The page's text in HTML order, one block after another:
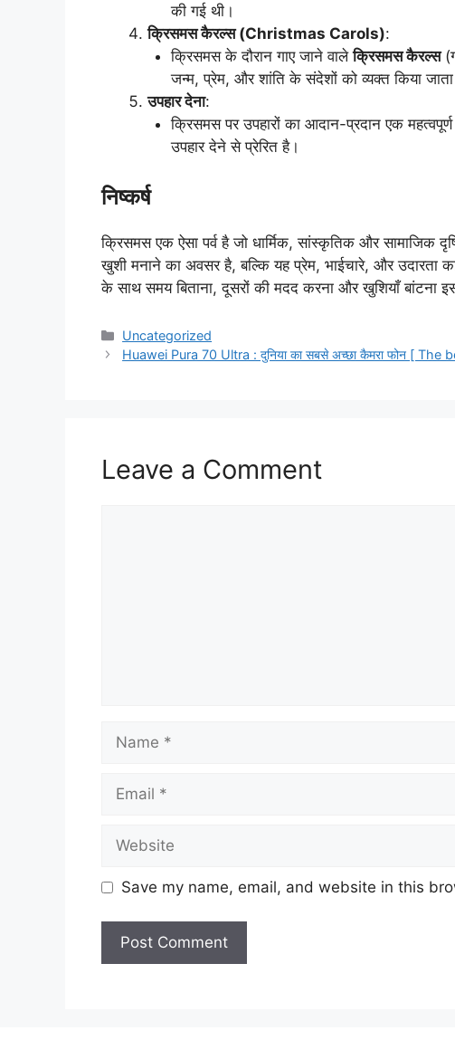
की गई थी।
क्रिसमस कैरल्स (Christmas Carols):
क्रिसमस के दौरान गाए जाने वालेक्रिसमस कैरल्स
जन्म, प्रेम, और शांति के संदेशों को व्यक्त किया
उपहार देना:
क्रिसमस पर उपहारों का आदान-प्रदान एक
उपहार देने से प्रेरित है।
निष्कर्ष
क्रिसमस एक ऐसा पर्व है जो धार्मिक, सांस्कृतिक और सामाजिक
खुशी मनाने का अवसर है, बल्कि यह प्रेम, भाईचारे, और उदारता
के साथ समय बिताना, दूसरों की मदद करना और खुशियाँ बांटना
Categories
Uncategorized
Huawei Pura 70 Ultra : दुनिया का सबसे अच्छा कैमरा फोन [
Leave a Comment
Save my name, email, and website in this